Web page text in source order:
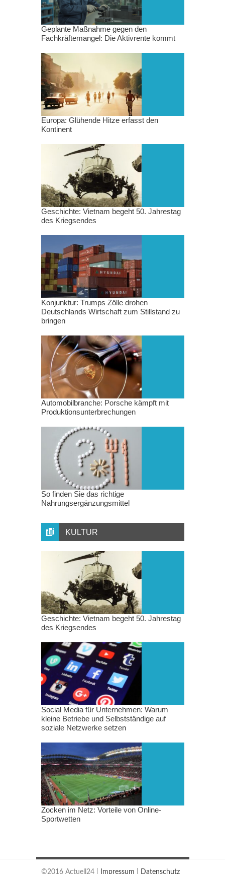
Geplante Maßnahme gegen den
Fachkräftemangel: Die Aktivrente kommt
Europa: Glühende Hitze erfasst den
Kontinent
Geschichte: Vietnam begeht 50. Jahrestag
des Kriegsendes
Konjunktur: Trumps Zölle drohen
Deutschlands Wirtschaft zum Stillstand zu
bringen
Automobilbranche: Porsche kämpft mit
Produktionsunterbrechungen
So finden Sie das richtige
Nahrungsergänzungsmittel
KULTUR
Geschichte: Vietnam begeht 50. Jahrestag
des Kriegsendes
Social Media für Unternehmen: Warum
kleine Betriebe und Selbstständige auf
soziale Netzwerke setzen
Zocken im Netz: Vorteile von Online-
Sportwetten
©2016 Actuell24 | Impressum Datenschutz